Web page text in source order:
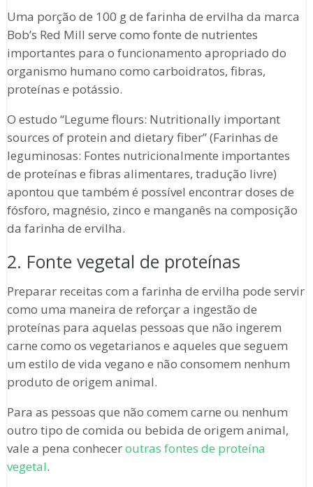
Uma porção de 100 g de farinha de ervilha da marca
Bob’s Red Mill serve como fonte de nutrientes
importantes para o funcionamento apropriado do
organismo humano como carboidratos, fibras,
proteínas e potássio.
O estudo “Legume flours: Nutritionally important
sources of protein and dietary fiber” (Farinhas de
leguminosas: Fontes nutricionalmente importantes
de proteínas e fibras alimentares, tradução livre)
apontou que também é possível encontrar doses de
fósforo, magnésio, zinco e manganês na composição
da farinha de ervilha.
2. Fonte vegetal de proteínas
Preparar receitas com a farinha de ervilha pode servir
como uma maneira de reforçar a ingestão de
proteínas para aquelas pessoas que não ingerem
carne como os vegetarianos e aqueles que seguem
um estilo de vida vegano e não consomem nenhum
produto de origem animal.
Para as pessoas que não comem carne ou nenhum
outro tipo de comida ou bebida de origem animal,
vale a pena conheceroutras fontes de proteína
vegetal.